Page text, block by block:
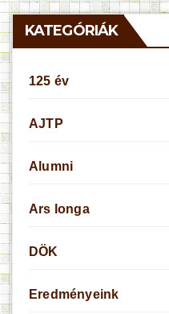
KATEGÓRIÁK
125 év
AJTP
Alumni
Ars longa
DÖK
Eredményeink